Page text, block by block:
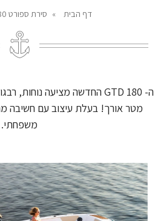
דף הבית » סירת ספורט Glastron GTD 180
מטר אורך! בעלת עיצוב עם חשיבה
משפחתי.